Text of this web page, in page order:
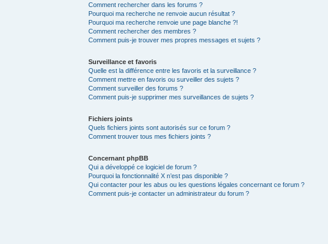
Comment rechercher dans les forums ?
Pourquoi ma recherche ne renvoie aucun résultat ?
Pourquoi ma recherche renvoie une page blanche ?!
Comment rechercher des membres ?
Comment puis-je trouver mes propres messages et sujets ?
Surveillance et favoris
Quelle est la différence entre les favoris et la surveillance ?
Comment mettre en favoris ou surveiller des sujets ?
Comment surveiller des forums ?
Comment puis-je supprimer mes surveillances de sujets ?
Fichiers joints
Quels fichiers joints sont autorisés sur ce forum ?
Comment trouver tous mes fichiers joints ?
Concernant phpBB
Qui a développé ce logiciel de forum ?
Pourquoi la fonctionnalité X n’est pas disponible ?
Qui contacter pour les abus ou les questions légales concernant ce forum ?
Comment puis-je contacter un administrateur du forum ?